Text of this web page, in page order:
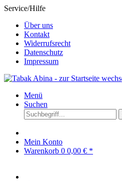
Service/Hilfe
Über uns
Kontakt
Widerrufsrecht
Datenschutz
Impressum
Menü
Suchen
Mein Konto
Warenkorb 0 0,00 € *